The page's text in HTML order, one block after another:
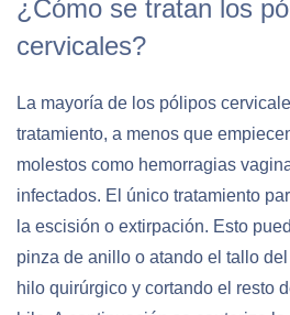
¿Cómo se tratan los
cervicales?
La mayoría de los pólipos
tratamiento, a menos que
molestos como hemorragias
infectados. El único tratamiento
la escisión o extirpación. Esto
pinza de anillo o atando el tallo
hilo quirúrgico y cortando el resto